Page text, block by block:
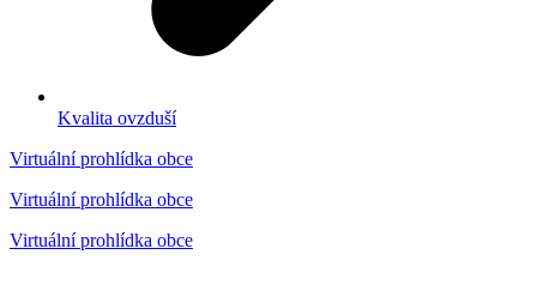
Kvalita ovzduší
Virtuální prohlídka obce
Virtuální prohlídka obce
Virtuální prohlídka obce